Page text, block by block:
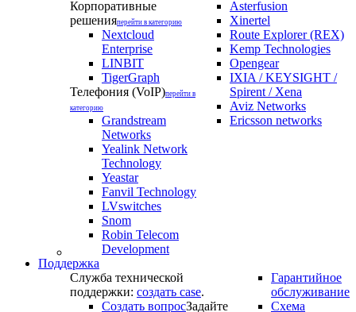
Корпоративные
решенияперейти в категорию
Nextcloud
Enterprise
LINBIT
TigerGraph
Телефония (VoIP)перейти в
категорию
Grandstream
Networks
Yealink Network
Technology
Yeastar
Fanvil Technology
LVswitches
Snom
Robin Telecom
Development
Asterfusion
Xinertel
Route Explorer (REX)
Kemp Technologies
Opengear
IXIA / KEYSIGHT /
Spirent / Xena
Aviz Networks
Ericsson networks
Поддержка
Служба технической
поддержки: создать case.
Создать вопросЗадайте
Гарантийное
обслуживание
Схема